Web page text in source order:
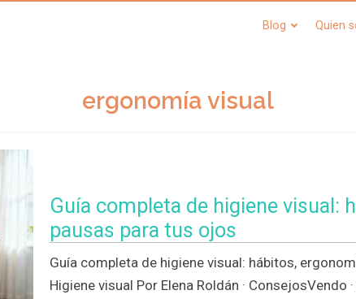
Blog Quien
ergonomía visual
Guía completa de higiene visual:
pausas para tus ojos
Guía completa de higiene visual: hábitos,
Higiene visual Por Elena Roldán ·